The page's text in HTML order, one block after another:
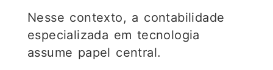
Nesse contexto, a contabilidade
especializada em tecnologia
assume papel central.